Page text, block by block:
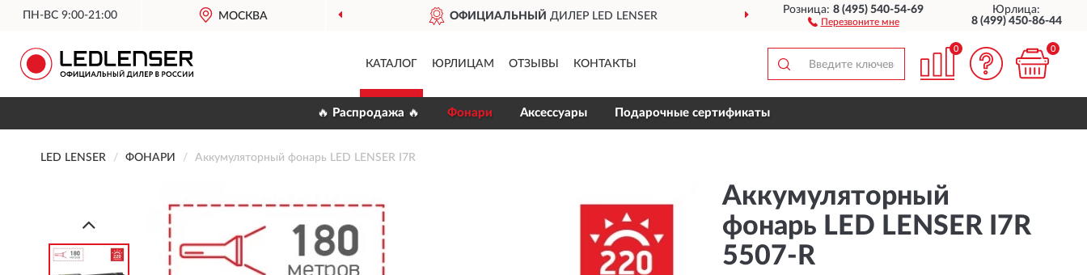
ПН-ВС 9:00-21:00 МОСКВА ОФИЦИАЛЬНЫЙ ДИЛЕР LED LENSER ДОСТАВИМ ПО ВСЕЙ РОССИИ
Розница:8 (495) 540-54-69
Перезвоните мне
Юрлица:
8 (499) 450-86-44
КАТАЛОГ ЮРЛИЦАМ ОТЗЫВЫ КОНТАКТЫ
0 0
🔥 Распродажа 🔥 Фонари Аксессуары Подарочные сертификаты
LED LENSER ФОНАРИ Аккумуляторный фонарь LED LENSER I7R
Аккумуляторный
фонарь LED LENSER I7R
5507-R